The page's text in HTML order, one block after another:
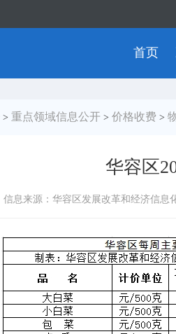
首页
> 重点领域信息公开 > 价格收费 >
华容区
信息来源：华容区发展改革和经济信息